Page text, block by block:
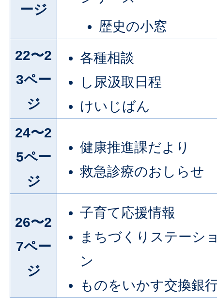
ージ
歴史の小窓
22〜2
3ペー
ジ
各種相談
し尿汲取日程
けいじばん
24〜2
5ペー
ジ
健康推進課だより
救急診療のおしらせ
26〜2
7ペー
ジ
子育て応援情報
まちづくりステーシ
ン
ものをいかす交換銀